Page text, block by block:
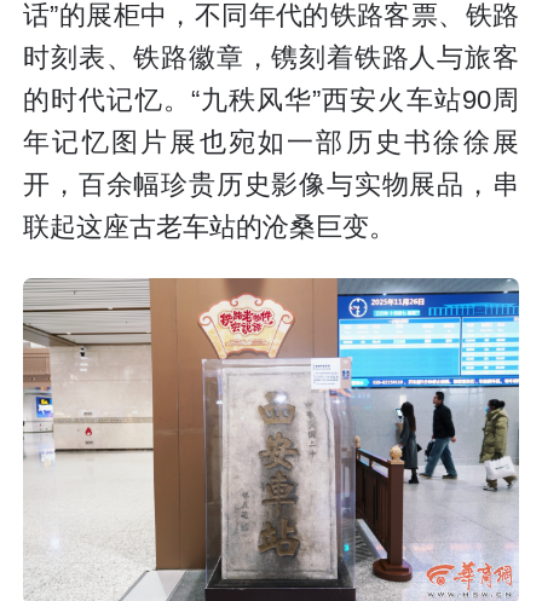
话”的展柜中，不同年代的铁路客票、铁路
时刻表、铁路徽章，镌刻着铁路人与旅客
的时代记忆。“九秩风华”西安火车站90周
年记忆图片展也宛如一部历史书徐徐展
开，百余幅珍贵历史影像与实物展品，串
联起这座古老车站的沧桑巨变。